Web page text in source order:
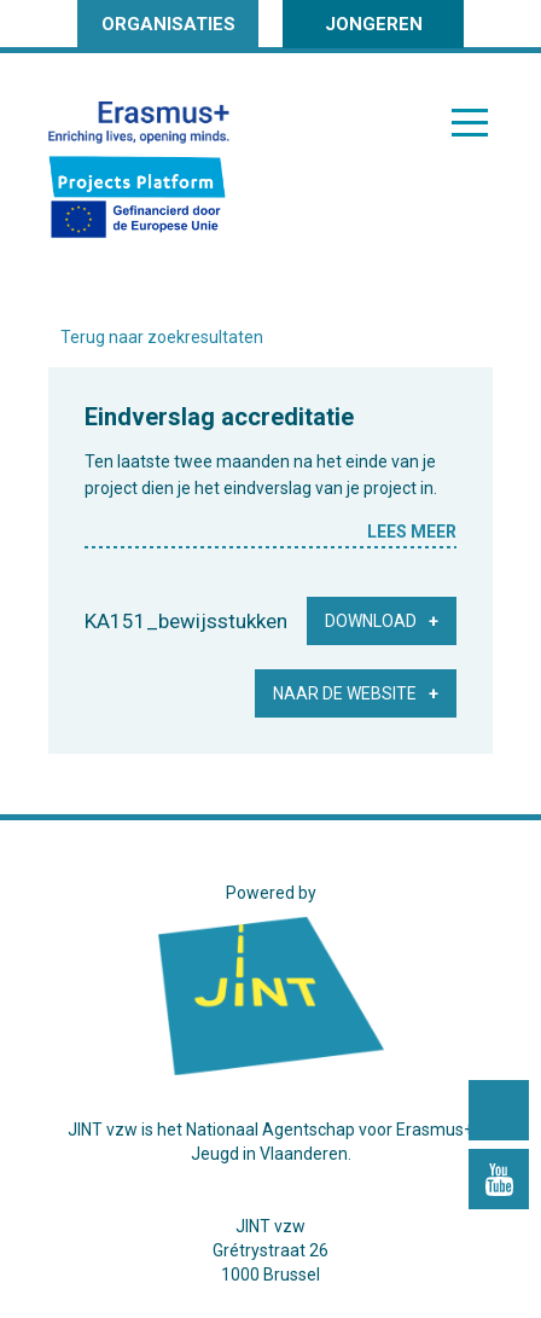
ORGANISATIES JONGEREN
Terug naar zoekresultaten
Eindverslag accreditatie
Ten laatste twee maanden na het einde van je
project dien je het eindverslag van je project in.
LEES MEER
KA151_bewijsstukken DOWNLOAD
NAAR DE WEBSITE
Powered by
JINT vzw is het Nationaal Agentschap voor Erasmus+
Jeugd in Vlaanderen.
JINT vzw
Grétrystraat 26
1000 Brussel